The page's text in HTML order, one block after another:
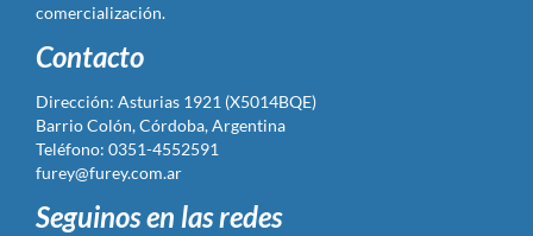
comercialización.
Contacto
Dirección: Asturias 1921 (X5014BQE)
Barrio Colón, Córdoba, Argentina
Teléfono: 0351-4552591
furey@furey.com.ar
Seguinos en las redes